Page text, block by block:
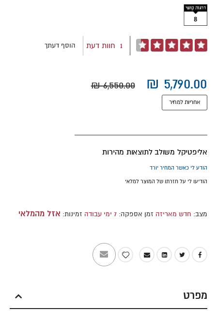
gallery
דירוג: 1 חוות דעת הוסף דעתך
‏6,550.00 ₪
אחריות למחיר
אליפטיקל משולב לתוצאות מהירות
הודע לי כאשר המחיר יורד
הודיעו לי על חזרתו של המוצר למלאי
מצב: חדש מאריזה זמן אספקה: 7 ימי עבודה זמינות: אזל מהמלאי
מפרט